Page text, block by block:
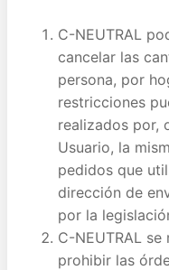
C-NEUTRAL
cancelar las
persona, por
restricciones
realizados por,
Usuario, la
pedidos que
dirección de
por la
C-NEUTRAL
prohibir las